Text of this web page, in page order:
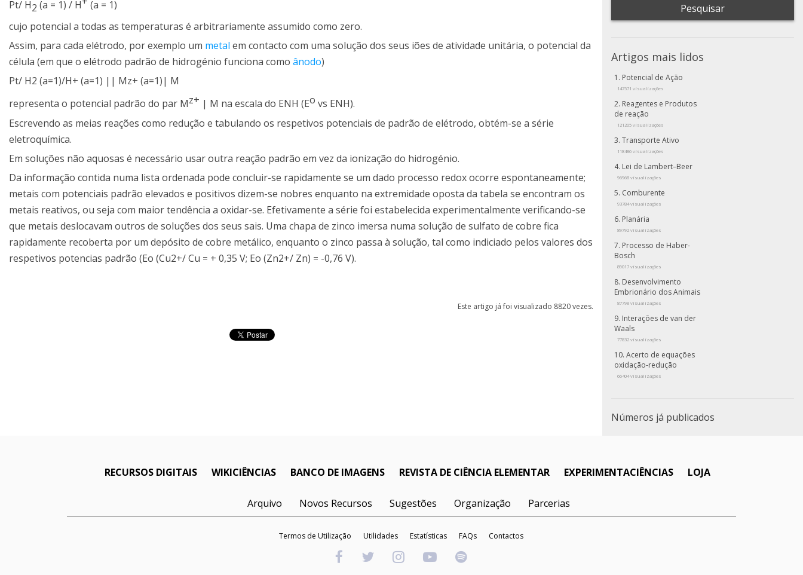
Pt/ H2 (a = 1) / H
(a = 1)
cujo potencial a todas as temperaturas é arbitrariamente assumido como zero.
Assim, para cada elétrodo, por exemplo um metal em contacto com uma solução dos seus iões de atividade unitária, o potencial da
célula (em que o elétrodo padrão de hidrogénio funciona como ânodo)
Pt/ H2 (a=1)/H+ (a=1) || Mz+ (a=1)| M
representa o potencial padrão do par Mz+ | M na escala do ENH (Eo vs ENH).
Escrevendo as meias reações como redução e tabulando os respetivos potenciais de padrão de elétrodo, obtém-se a série
eletroquímica.
Em soluções não aquosas é necessário usar outra reação padrão em vez da ionização do hidrogénio.
Da informação contida numa lista ordenada pode concluir-se rapidamente se um dado processo redox ocorre espontaneamente;
metais com potenciais padrão elevados e positivos dizem-se nobres enquanto na extremidade oposta da tabela se encontram os
metais reativos, ou seja com maior tendência a oxidar-se. Efetivamente a série foi estabelecida experimentalmente verificando-se
que metais deslocavam outros de soluções dos seus sais. Uma chapa de zinco imersa numa solução de sulfato de cobre fica
rapidamente recoberta por um depósito de cobre metálico, enquanto o zinco passa à solução, tal como indiciado pelos valores dos
respetivos potencias padrão (Eo (Cu2+/ Cu = + 0,35 V; Eo (Zn2+/ Zn) = -0,76 V).
Este artigo já foi visualizado 8820 vezes.
Pesquisar
Artigos mais lidos
Potencial de Ação
147571 visualizações
Reagentes e Produtos
de reação
121205 visualizações
Transporte Ativo
118486 visualizações
Lei de Lambert–Beer
96968 visualizações
Comburente
93784 visualizações
Planária
89792 visualizações
Processo de Haber-
Bosch
89017 visualizações
Desenvolvimento
Embrionário dos Animais
87798 visualizações
Interações de van der
Waals
77832 visualizações
Acerto de equações
oxidação-redução
66404 visualizações
Números já publicados
RECURSOS DIGITAIS WIKICIÊNCIAS BANCO DE IMAGENS REVISTA DE CIÊNCIA ELEMENTAR EXPERIMENTACIÊNCIAS LOJA
Arquivo Novos Recursos Sugestões Organização Parcerias
Termos de Utilização Utilidades Estatísticas FAQs Contactos